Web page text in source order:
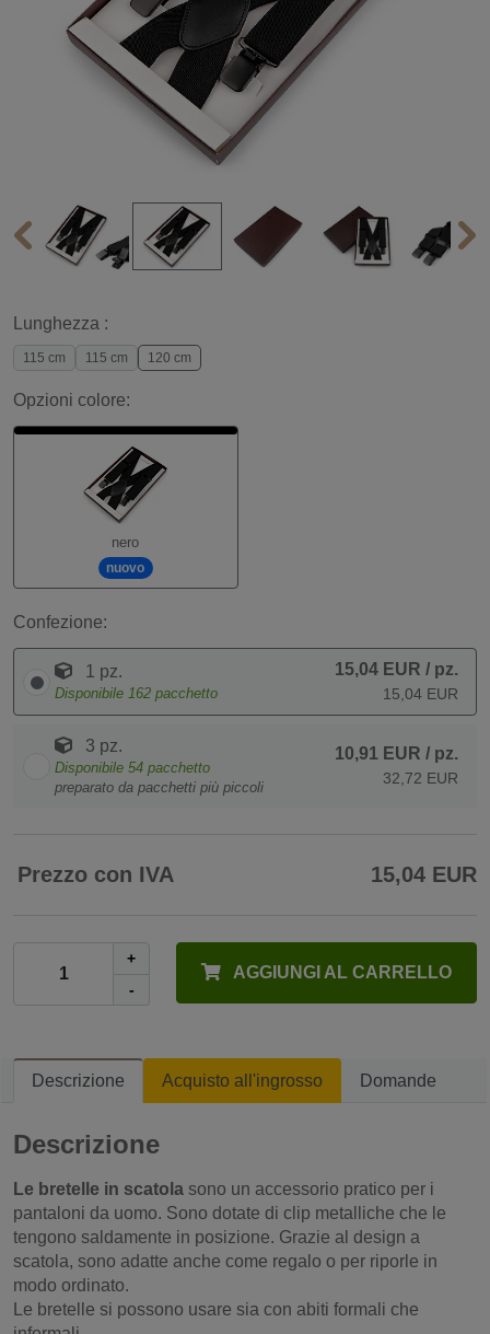
Lunghezza :
115 cm 115 cm 120 cm
Opzioni colore:
nero
nuovo
Confezione:
1 pz.
Disponibile 162 pacchetto
15,04 EUR / pz.
15,04 EUR
3 pz.
Disponibile 54 pacchetto
preparato da pacchetti più piccoli
10,91 EUR / pz.
32,72 EUR
Prezzo con IVA 15,04 EUR
+
-
AGGIUNGI AL CARRELLO
Descrizione Acquisto all'ingrosso Domande
Descrizione
Le bretelle in scatola sono un accessorio pratico per i
pantaloni da uomo. Sono dotate di clip metalliche che le
tengono saldamente in posizione. Grazie al design a
scatola, sono adatte anche come regalo o per riporle in
modo ordinato.
Le bretelle si possono usare sia con abiti formali che